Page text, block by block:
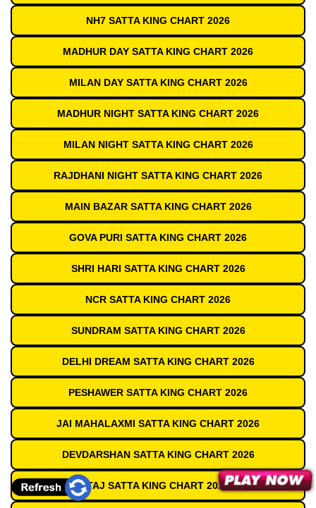
NH7 SATTA KING CHART 2026
MADHUR DAY SATTA KING CHART 2026
MILAN DAY SATTA KING CHART 2026
MADHUR NIGHT SATTA KING CHART 2026
MILAN NIGHT SATTA KING CHART 2026
RAJDHANI NIGHT SATTA KING CHART 2026
MAIN BAZAR SATTA KING CHART 2026
GOVA PURI SATTA KING CHART 2026
SHRI HARI SATTA KING CHART 2026
NCR SATTA KING CHART 2026
SUNDRAM SATTA KING CHART 2026
DELHI DREAM SATTA KING CHART 2026
PESHAWER SATTA KING CHART 2026
JAI MAHALAXMI SATTA KING CHART 2026
DEVDARSHAN SATTA KING CHART 2026
TAJ SATTA KING CHART 2026